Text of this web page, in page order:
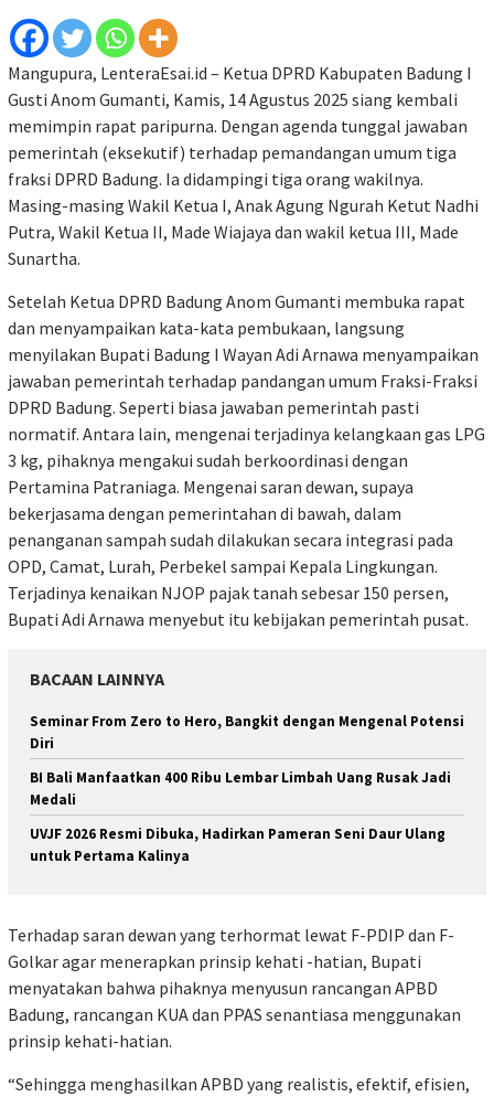
Mangupura, LenteraEsai.id – Ketua DPRD Kabupaten Badung I
Gusti Anom Gumanti, Kamis, 14 Agustus 2025 siang kembali
memimpin rapat paripurna. Dengan agenda tunggal jawaban
pemerintah (eksekutif) terhadap pemandangan umum tiga
fraksi DPRD Badung. Ia didampingi tiga orang wakilnya.
Masing-masing Wakil Ketua I, Anak Agung Ngurah Ketut Nadhi
Putra, Wakil Ketua II, Made Wiajaya dan wakil ketua III, Made
Sunartha.
Setelah Ketua DPRD Badung Anom Gumanti membuka rapat
dan menyampaikan kata-kata pembukaan, langsung
menyilakan Bupati Badung I Wayan Adi Arnawa menyampaikan
jawaban pemerintah terhadap pandangan umum Fraksi-Fraksi
DPRD Badung. Seperti biasa jawaban pemerintah pasti
normatif. Antara lain, mengenai terjadinya kelangkaan gas LPG
3 kg, pihaknya mengakui sudah berkoordinasi dengan
Pertamina Patraniaga. Mengenai saran dewan, supaya
bekerjasama dengan pemerintahan di bawah, dalam
penanganan sampah sudah dilakukan secara integrasi pada
OPD, Camat, Lurah, Perbekel sampai Kepala Lingkungan.
Terjadinya kenaikan NJOP pajak tanah sebesar 150 persen,
Bupati Adi Arnawa menyebut itu kebijakan pemerintah pusat.
BACAAN LAINNYA
Seminar From Zero to Hero, Bangkit dengan Mengenal Potensi
Diri
BI Bali Manfaatkan 400 Ribu Lembar Limbah Uang Rusak Jadi
Medali
UVJF 2026 Resmi Dibuka, Hadirkan Pameran Seni Daur Ulang
untuk Pertama Kalinya
Terhadap saran dewan yang terhormat lewat F-PDIP dan F-
Golkar agar menerapkan prinsip kehati -hatian, Bupati
menyatakan bahwa pihaknya menyusun rancangan APBD
Badung, rancangan KUA dan PPAS senantiasa menggunakan
prinsip kehati-hatian.
“Sehingga menghasilkan APBD yang realistis, efektif, efisien,